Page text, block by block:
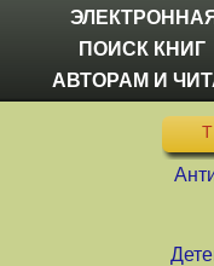
ПОИСК КНИГ
АВТОРАМ И